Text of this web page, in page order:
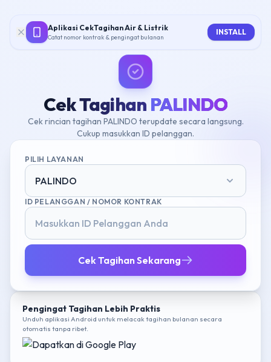
Aplikasi CekTagihan Air & Listrik
Catat nomor kontrak & pengingat bulanan
INSTALL
Cek Tagihan PALINDO
Cek rincian tagihan PALINDO terupdate secara langsung.
Cukup masukkan ID pelanggan.
PILIH LAYANAN
PALINDO
ID PELANGGAN / NOMOR KONTRAK
Cek Tagihan Sekarang
Pengingat Tagihan Lebih Praktis
Unduh aplikasi Android untuk melacak tagihan bulanan secara
otomatis tanpa ribet.